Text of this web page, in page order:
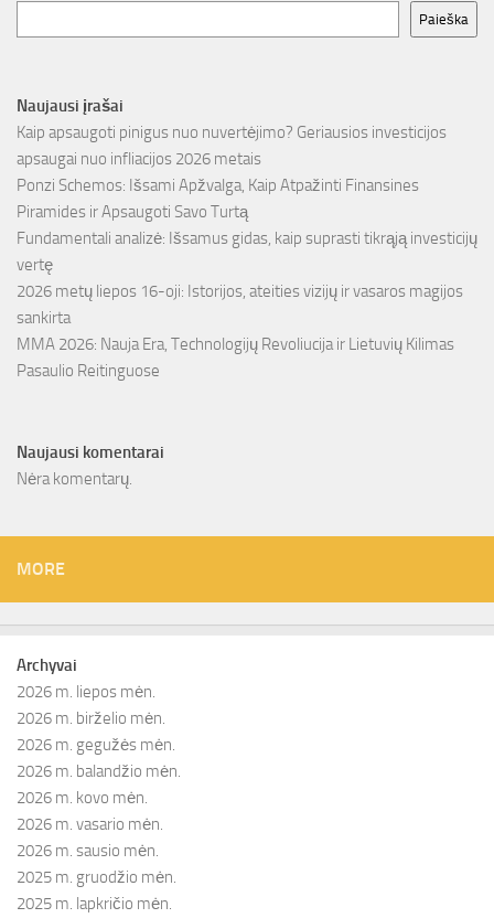
Paieška
Naujausi įrašai
Kaip apsaugoti pinigus nuo nuvertėjimo? Geriausios investicijos
apsaugai nuo infliacijos 2026 metais
Ponzi Schemos: Išsami Apžvalga, Kaip Atpažinti Finansines
Piramides ir Apsaugoti Savo Turtą
Fundamentali analizė: Išsamus gidas, kaip suprasti tikrąją investicijų
vertę
2026 metų liepos 16-oji: Istorijos, ateities vizijų ir vasaros magijos
sankirta
MMA 2026: Nauja Era, Technologijų Revoliucija ir Lietuvių Kilimas
Pasaulio Reitinguose
Naujausi komentarai
Nėra komentarų.
MORE
Archyvai
2026 m. liepos mėn.
2026 m. birželio mėn.
2026 m. gegužės mėn.
2026 m. balandžio mėn.
2026 m. kovo mėn.
2026 m. vasario mėn.
2026 m. sausio mėn.
2025 m. gruodžio mėn.
2025 m. lapkričio mėn.